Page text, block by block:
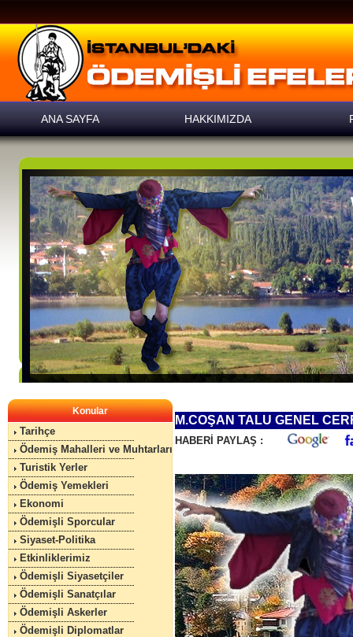
ANA SAYFA HAKKIMIZDA
Konular
Tarihçe
Ödemiş Mahalleri ve Muhtarları
Turistik Yerler
Ödemiş Yemekleri
Ekonomi
Ödemişli Sporcular
Siyaset-Politika
Etkinliklerimiz
Ödemişli Siyasetçiler
Ödemişli Sanatçılar
Ödemişli Askerler
Ödemişli Diplomatlar
M.COŞAN TALU GENEL
HABERİ PAYLAŞ :